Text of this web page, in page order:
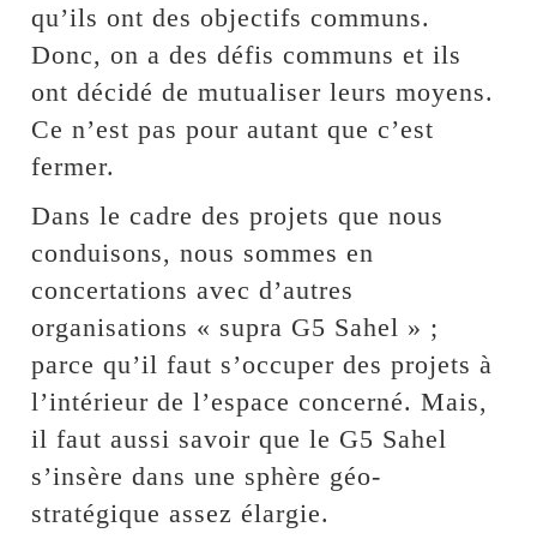
qu’ils ont des objectifs communs.
Donc, on a des défis communs et ils
ont décidé de mutualiser leurs moyens.
Ce n’est pas pour autant que c’est
fermer.
Dans le cadre des projets que nous
conduisons, nous sommes en
concertations avec d’autres
organisations « supra G5 Sahel » ;
parce qu’il faut s’occuper des projets à
l’intérieur de l’espace concerné. Mais,
il faut aussi savoir que le G5 Sahel
s’insère dans une sphère géo-
stratégique assez élargie.